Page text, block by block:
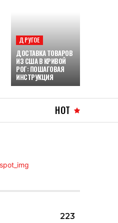
ДРУГОЕ
ДОСТАВКА ТОВАРОВ
ИЗ США В КРИВОЙ
РОГ: ПОШАГОВАЯ
ИНСТРУКЦИЯ
HOT
223